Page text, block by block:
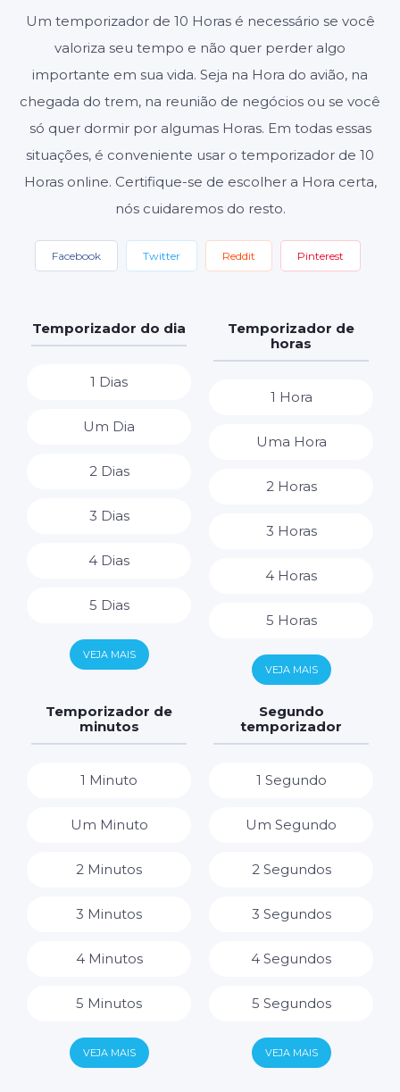
Um temporizador de 10 Horas é necessário se você
valoriza seu tempo e não quer perder algo
importante em sua vida. Seja na Hora do avião, na
chegada do trem, na reunião de negócios ou se você
só quer dormir por algumas Horas. Em todas essas
situações, é conveniente usar o temporizador de 10
Horas online. Certifique-se de escolher a Hora certa,
nós cuidaremos do resto.
Facebook Twitter Reddit Pinterest
Temporizador do dia
1 Dias
Um Dia
2 Dias
3 Dias
4 Dias
5 Dias
6 Dias
VEJA MAIS
Temporizador de
horas
1 Hora
Uma Hora
2 Horas
3 Horas
4 Horas
5 Horas
6 Horas
7 Horas
15 Horas
VEJA MAIS
Temporizador de
minutos
1 Minuto
Um Minuto
2 Minutos
3 Minutos
4 Minutos
5 Minutos
6 Minutos
VEJA MAIS
Segundo
temporizador
1 Segundo
Um Segundo
2 Segundos
3 Segundos
4 Segundos
5 Segundos
6 Segundos
VEJA MAIS
Configurações